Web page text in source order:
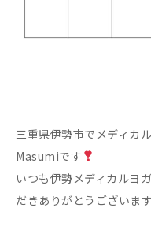
三重県伊勢市でメディカ
Masumiです
いつも伊勢メディカルヨ
だきありがとうございます